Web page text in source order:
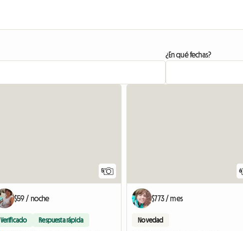
¿En qué fechas?
5
$59 / noche
Verificado Respuesta rápida
6
$773 / mes
Novedad